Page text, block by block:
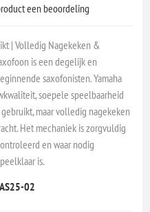
een beoordeling
| Volledig Nagekeken &
is een degelijk en
saxofonisten. Yamaha
soepele speelbaarheid
maar volledig nagekeken
Het mechaniek is zorgvuldig
en waar nodig
is.
02